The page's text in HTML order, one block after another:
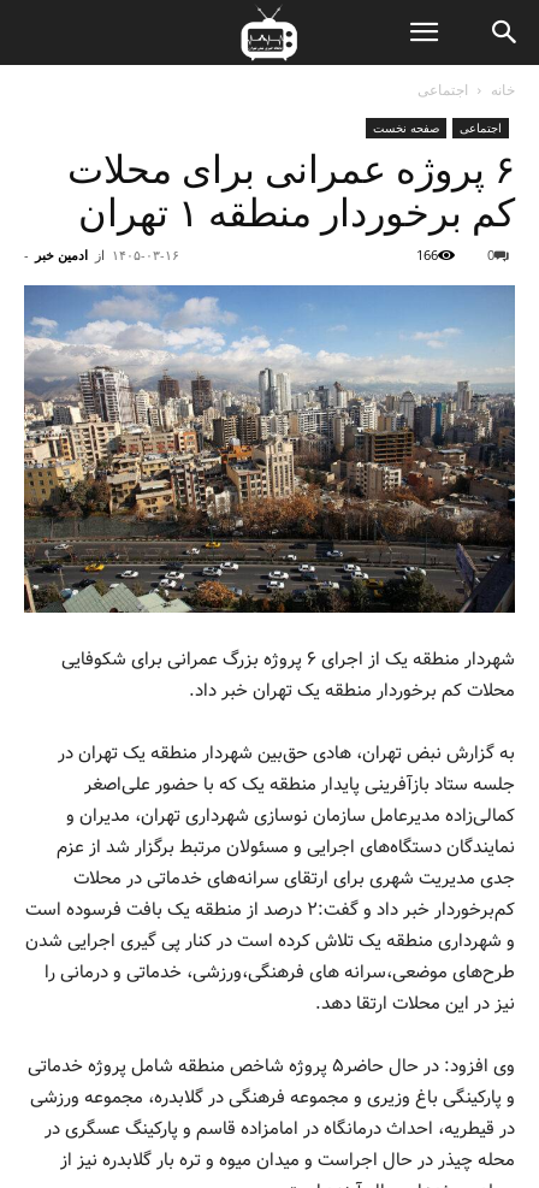
خانه اجتماعی
اجتماعی صفحه نخست
۶ پروژه عمرانی برای محلات
کم‌ برخوردار منطقه ۱ تهران
از ادمین خبر - ۱۴۰۵-۰۳-۱۶ 0
166
شهردار منطقه یک از اجرای ۶ پروژه بزرگ عمرانی برای شکوفایی
محلات کم‌ برخوردار منطقه یک تهران خبر داد.
به گزارش نبض تهران، هادی حق‌بین شهردار منطقه یک تهران در
جلسه ستاد بازآفرینی پایدار منطقه یک که با حضور علی‌اصغر
کمالی‌زاده مدیرعامل سازمان نوسازی شهرداری تهران، مدیران و
نمایندگان دستگاه‌های اجرایی و مسئولان مرتبط برگزار شد از عزم
جدی مدیریت شهری برای ارتقای سرانه‌های خدماتی در محلات
کم‌برخوردار خبر داد و گفت:۲ درصد از منطقه یک بافت فرسوده است
و شهرداری منطقه یک تلاش کرده است در کنار پی گیری اجرایی شدن
طرح‌های موضعی،سرانه های فرهنگی،ورزشی، خدماتی و درمانی را
نیز در این محلات ارتقا دهد.
وی افزود: در حال حاضر۵ پروژه شاخص منطقه شامل پروژه خدماتی
و پارکینگی باغ وزیری و مجموعه فرهنگی در گلابدره، مجموعه‌ ورزشی
در قیطریه، احداث درمانگاه در امامزاده قاسم و پارکینگ عسگری در
محله چیذر در حال اجراست و میدان میوه و تره بار گلابدره نیز از